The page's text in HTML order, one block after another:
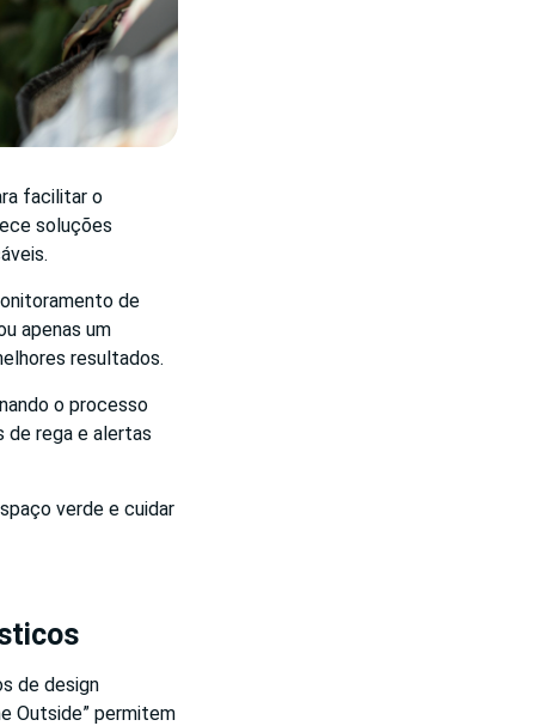
facilitar o
soluções
de
apenas um
resultados.
o processo
de rega e alertas
verde e cuidar
de design
Outside” permitem